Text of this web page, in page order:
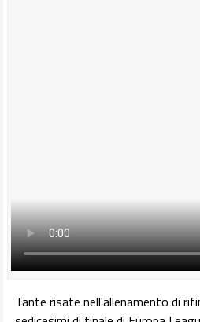
Tante risate nell'allenamento di